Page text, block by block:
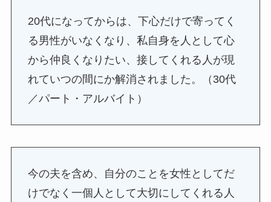
20代になってからは、下心だけで寄ってく
る男性がいなくなり、私自身を人として心
から仲良くなりたい、接してくれる人が現
れていつの間にか解消されました。（30代
／パート・アルバイト）
今の夫を含め、自分のことを女性としてだ
けでなく一個人として大切にしてくれる人